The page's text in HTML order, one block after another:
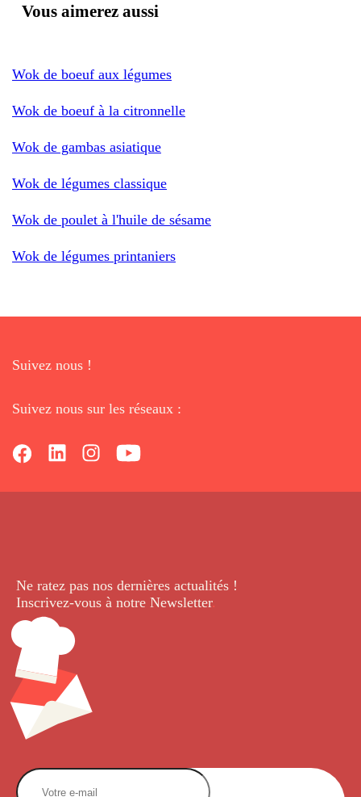
Vous aimerez aussi
Wok de boeuf aux légumes
Wok de boeuf à la citronnelle
Wok de gambas asiatique
Wok de légumes classique
Wok de poulet à l'huile de sésame
Wok de légumes printaniers
Suivez nous !
Suivez nous sur les réseaux :
Ne ratez pas nos dernières actualités !
Inscrivez-vous à notre Newsletter.